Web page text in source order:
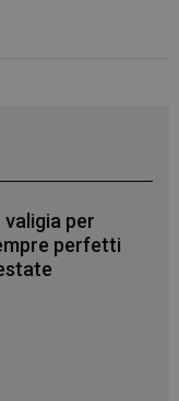
valigia per
perfetti